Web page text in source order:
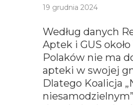
19 grudnia 2024
Według danych
Aptek i GUS około
Polaków nie ma
apteki w swojej
Dlatego Koalicja